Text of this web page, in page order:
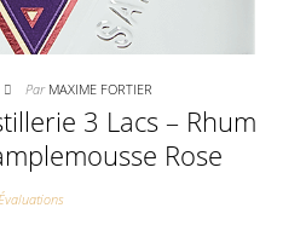
Par MAXIME FORTIER
3 Lacs – Rhum
Rose